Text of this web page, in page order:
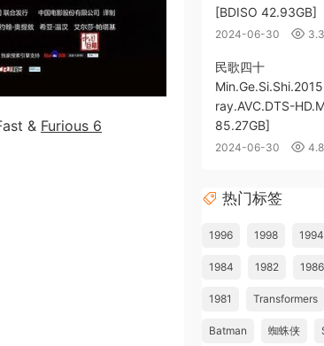
& Furious 6
[BDISO 42.93GB]
2024-06-30
民歌四十
ray.AVC.DTS-
85.27GB]
2024-06-30
热门标签
1996 1998 1994
1984 1982 1986
1981 Transformers
Batman 蜘蛛侠